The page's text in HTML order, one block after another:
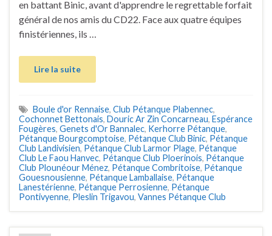
en battant Binic, avant d'apprendre le regrettable forfait
général de nos amis du CD22. Face aux quatre équipes
finistériennes, ils …
Lire la suite
Boule d'or Rennaise, Club Pétanque Plabennec,
Cochonnet Bettonais, Douric Ar Zin Concarneau, Espérance
Fougères, Genets d'Or Bannalec, Kerhorre Pétanque,
Pétanque Bourgcomptoise, Pétanque Club Binic, Pétanque
Club Landivisien, Pétanque Club Larmor Plage, Pétanque
Club Le Faou Hanvec, Pétanque Club Ploerinois, Pétanque
Club Plounéour Ménez, Pétanque Combritoise, Pétanque
Gouesnousienne, Pétanque Lamballaise, Pétanque
Lanestérienne, Pétanque Perrosienne, Pétanque
Pontivyenne, Pleslin Trigavou, Vannes Pétanque Club